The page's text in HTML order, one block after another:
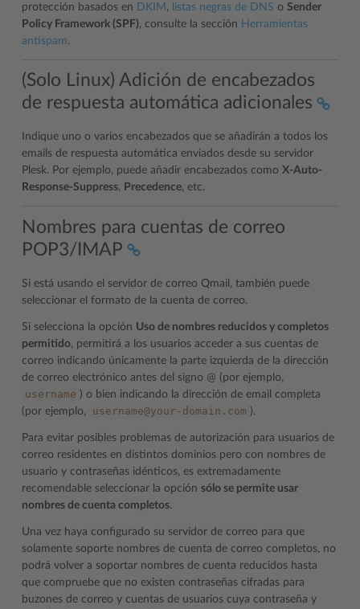
protección basados en DKIM , listas negras de DNS o Sender
Policy Framework (SPF), consulte la sección Herramientas
antispam.
(Solo Linux) Adición de encabezados
de respuesta automática adicionales
Indique uno o varios encabezados que se añadirán a todos los
emails de respuesta automática enviados desde su servidor
Plesk. Por ejemplo, puede añadir encabezados como X-Auto-
Response-Suppress, Precedence, etc.
Nombres para cuentas de correo
POP3/IMAP
Si está usando el servidor de correo Qmail, también puede
seleccionar el formato de la cuenta de correo.
Si selecciona la opción Uso de nombres reducidos y completos
permitido, permitirá a los usuarios acceder a sus cuentas de
correo indicando únicamente la parte izquierda de la dirección
de correo electrónico antes del signo @ (por ejemplo,
username ) o bien indicando la dirección de email completa
(por ejemplo,
username@your-domain.com ).
Para evitar posibles problemas de autorización para usuarios de
correo residentes en distintos dominios pero con nombres de
usuario y contraseñas idénticos, es extremadamente
recomendable seleccionar la opción sólo se permite usar
nombres de cuenta completos.
Una vez haya configurado su servidor de correo para que
solamente soporte nombres de cuenta de correo completos, no
podrá volver a soportar nombres de cuenta reducidos hasta
que compruebe que no existen contraseñas cifradas para
buzones de correo y cuentas de usuarios cuya contraseña y